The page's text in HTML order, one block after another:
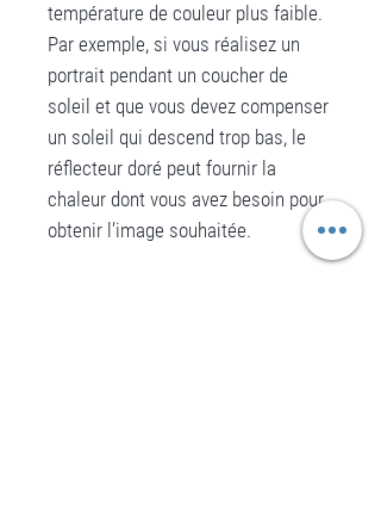
température de couleur plus faible.
Par exemple, si vous réalisez un
portrait pendant un coucher de
soleil et que vous devez compenser
un soleil qui descend trop bas, le
réflecteur doré peut fournir la
chaleur dont vous avez besoin pour
obtenir l’image souhaitée.